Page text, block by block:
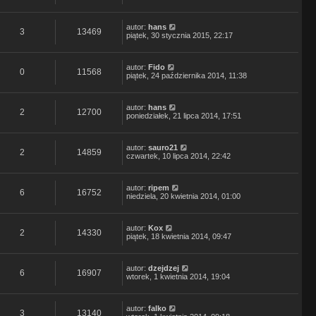
3 13469 autor: hans
piątek, 30 stycznia 2015, 22:17
0 11568 autor: Fido
piątek, 24 października 2014, 11:38
2 12700 autor: hans
poniedziałek, 21 lipca 2014, 17:51
2 14859 autor: sauro21
czwartek, 10 lipca 2014, 22:42
6 16752 autor: ripem
niedziela, 20 kwietnia 2014, 01:00
2 14330 autor: Kox
piątek, 18 kwietnia 2014, 09:47
6 16907 autor: dzejdzej
wtorek, 1 kwietnia 2014, 19:04
3 13140 autor: falko